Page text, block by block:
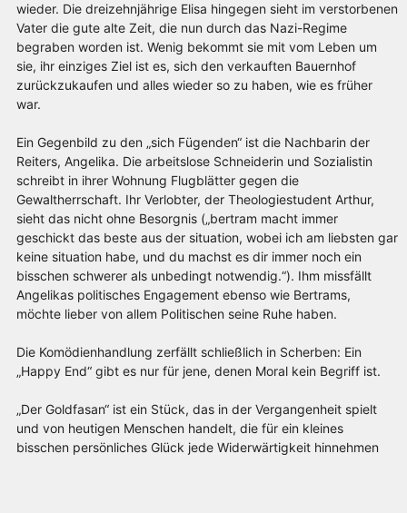
wieder. Die dreizehnjährige Elisa hingegen sieht im verstorbenen
Vater die gute alte Zeit, die nun durch das Nazi-Regime
begraben worden ist. Wenig bekommt sie mit vom Leben um
sie, ihr einziges Ziel ist es, sich den verkauften Bauernhof
zurückzukaufen und alles wieder so zu haben, wie es früher
war.
Ein Gegenbild zu den „sich Fügenden“ ist die Nachbarin der
Reiters, Angelika. Die arbeitslose Schneiderin und Sozialistin
schreibt in ihrer Wohnung Flugblätter gegen die
Gewaltherrschaft. Ihr Verlobter, der Theologiestudent Arthur,
sieht das nicht ohne Besorgnis („bertram macht immer
geschickt das beste aus der situation, wobei ich am liebsten gar
keine situation habe, und du machst es dir immer noch ein
bisschen schwerer als unbedingt notwendig.“). Ihm missfällt
Angelikas politisches Engagement ebenso wie Bertrams,
möchte lieber von allem Politischen seine Ruhe haben.
Die Komödienhandlung zerfällt schließlich in Scherben: Ein
„Happy End“ gibt es nur für jene, denen Moral kein Begriff ist.
„Der Goldfasan“ ist ein Stück, das in der Vergangenheit spielt
und von heutigen Menschen handelt, die für ein kleines
bisschen persönliches Glück jede Widerwärtigkeit hinnehmen